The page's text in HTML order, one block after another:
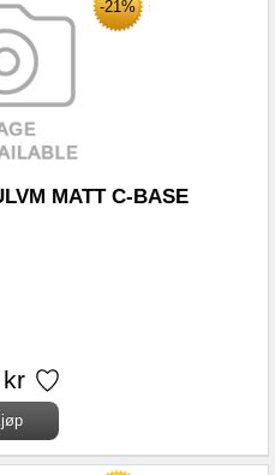
-21%
MATT C-BASE